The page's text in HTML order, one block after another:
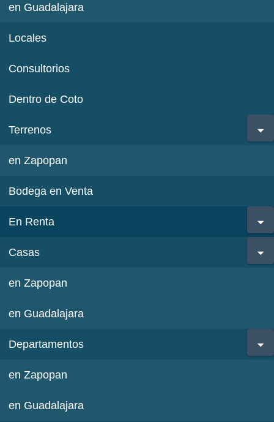
en Guadalajara
Locales
Consultorios
Dentro de Coto
Terrenos
en Zapopan
Bodega en Venta
En Renta
Casas
en Zapopan
en Guadalajara
Departamentos
en Zapopan
en Guadalajara